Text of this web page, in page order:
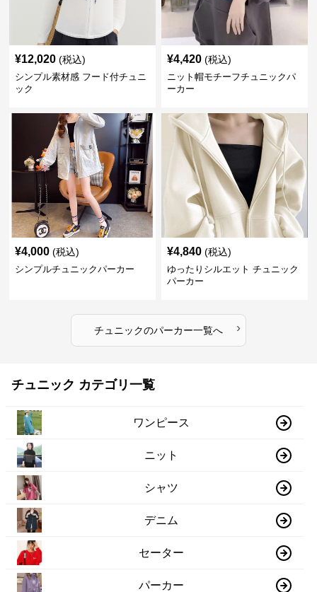
¥12,020 (税込)
シンプル素材感 フード付チュニ
ック
¥4,420 (税込)
ニット帽モチーフチュニックパ
ーカー
¥4,000 (税込)
シンプルチュニックパーカー
¥4,840 (税込)
ゆったりシルエット チュニック
パーカー
チュニックのパーカー一覧へ ›
チュニック カテゴリ一覧
ワンピース
ニット
シャツ
デニム
セーター
パーカー